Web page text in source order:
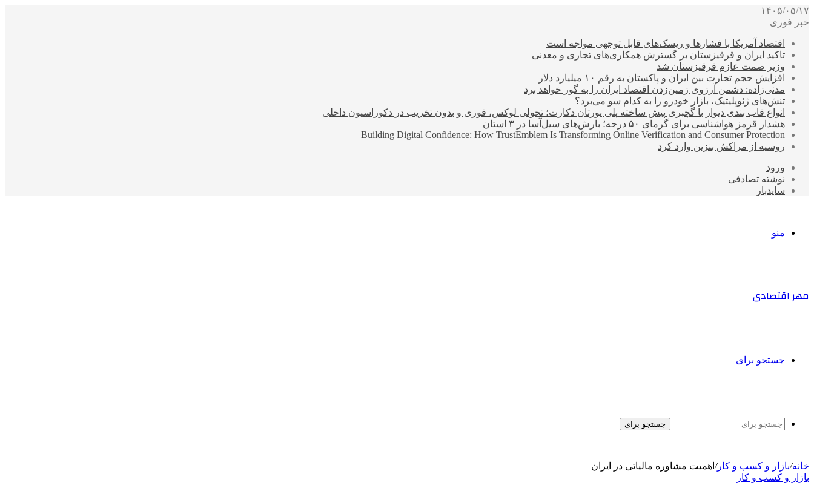
۱۴۰۵/۰۵/۱۷
خبر فوری
اقتصاد آمریکا با فشارها و ریسک‌های قابل توجهی مواجه است
تاکید ایران و قرقیزستان بر گسترش همکاری‌های تجاری و معدنی
وزیر صمت عازم قرقیزستان شد
افزایش حجم تجارت بین ایران و پاکستان به رقم ۱۰ میلیارد دلار
مدنی‌زاده: دشمن آرزوی زمین‌زدن اقتصاد ایران را به گور خواهد برد
تنش‌های ژئوپلیتیک، بازار خودرو را به کدام سو می‌برد؟
انواع قاب بندی دیوار با گچبری پیش ساخته پلی یورتان دکارت؛ تحولی لوکس، فوری و بدون تخریب در دکوراسیون داخلی
هشدار قرمز هواشناسی برای گرمای ۵۰ درجه؛ بارش‌های سیل‌آسا در ۳ استان
Building Digital Confidence: How TrustEmblem Is Transforming Online Verification and Consumer Protection
روسیه از مراکش بنزین وارد کرد
ورود
نوشته تصادفی
سایدبار
منو
مهر اقتصادی
جستجو برای
جستجو برای
خانه/بازار و کسب و کار/ اهمیت مشاوره مالیاتی در ایران
بازار و کسب و کار